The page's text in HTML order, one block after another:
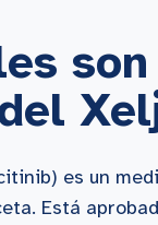
es un
Está